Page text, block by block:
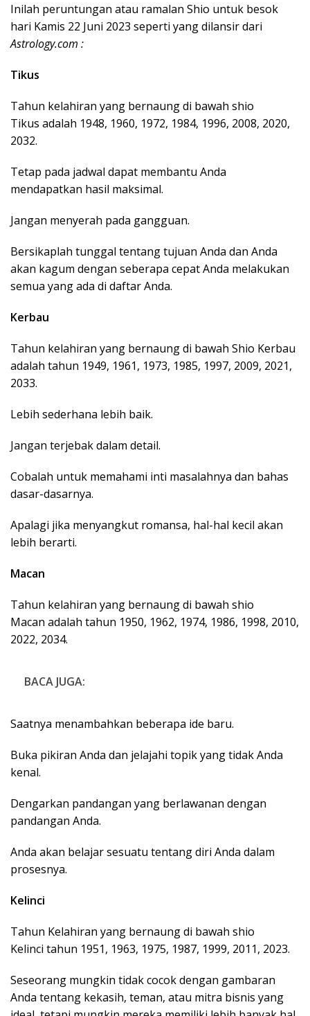
Inilah peruntungan atau ramalan Shio untuk besok
hari Kamis 22 Juni 2023 seperti yang dilansir dari
Astrology.com :
Tikus
Tahun kelahiran yang bernaung di bawah shio
Tikus adalah 1948, 1960, 1972, 1984, 1996, 2008, 2020,
2032.
Tetap pada jadwal dapat membantu Anda
mendapatkan hasil maksimal.
Jangan menyerah pada gangguan.
Bersikaplah tunggal tentang tujuan Anda dan Anda
akan kagum dengan seberapa cepat Anda melakukan
semua yang ada di daftar Anda.
Kerbau
Tahun kelahiran yang bernaung di bawah Shio Kerbau
adalah tahun 1949, 1961, 1973, 1985, 1997, 2009, 2021,
2033.
Lebih sederhana lebih baik.
Jangan terjebak dalam detail.
Cobalah untuk memahami inti masalahnya dan bahas
dasar-dasarnya.
Apalagi jika menyangkut romansa, hal-hal kecil akan
lebih berarti.
Macan
Tahun kelahiran yang bernaung di bawah shio
Macan adalah tahun 1950, 1962, 1974, 1986, 1998, 2010,
2022, 2034.
BACA JUGA:
Saatnya menambahkan beberapa ide baru.
Buka pikiran Anda dan jelajahi topik yang tidak Anda
kenal.
Dengarkan pandangan yang berlawanan dengan
pandangan Anda.
Anda akan belajar sesuatu tentang diri Anda dalam
prosesnya.
Kelinci
Tahun Kelahiran yang bernaung di bawah shio
Kelinci tahun 1951, 1963, 1975, 1987, 1999, 2011, 2023.
Seseorang mungkin tidak cocok dengan gambaran
Anda tentang kekasih, teman, atau mitra bisnis yang